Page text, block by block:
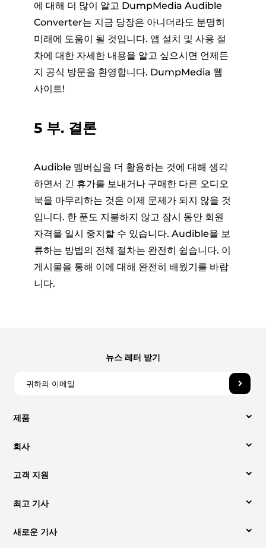
에 대해 더 많이 알고 DumpMedia Audible
Converter는 지금 당장은 아니더라도 분명히
미래에 도움이 될 것입니다. 앱 설치 및 사용 절
차에 대한 자세한 내용을 알고 싶으시면 언제든
지 공식 방문을 환영합니다. DumpMedia 웹
사이트!
5 부. 결론
Audible 멤버십을 더 활용하는 것에 대해 생각
하면서 긴 휴가를 보내거나 구매한 다른 오디오
북을 마무리하는 것은 이제 문제가 되지 않을 것
입니다. 한 푼도 지불하지 않고 잠시 동안 회원
자격을 일시 중지할 수 있습니다. Audible을 보
류하는 방법의 전체 절차는 완전히 쉽습니다. 이
게시물을 통해 이에 대해 완전히 배웠기를 바랍
니다.
제품
비디오 컨버터
최고 기사
변환하는 쉬운 방법 Spotify 에 MP3 (2026년 업데이트)
새로운 기사
고객 지원
지원 센터
사용법
회사
회사 소개
당사에 문의해 주세요.
약관
뉴스 레터 받기